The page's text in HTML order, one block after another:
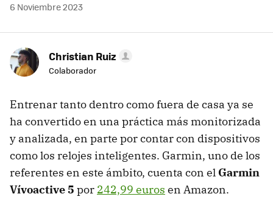
6 Noviembre 2023
Christian Ruiz
Colaborador
Entrenar tanto dentro como fuera de casa ya se
ha convertido en una práctica más monitorizada
y analizada, en parte por contar con dispositivos
como los relojes inteligentes. Garmin, uno de los
referentes en este ámbito, cuenta con el Garmin
Vívoactive 5 por 242,99 euros en Amazon.